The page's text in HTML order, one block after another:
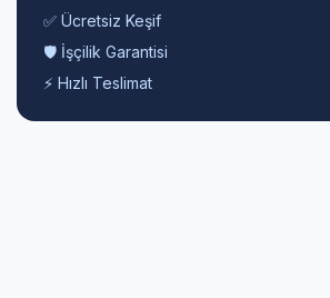
✅ Ücretsiz Keşif
🛡️ İşçilik Garantisi
⚡ Hızlı Teslimat